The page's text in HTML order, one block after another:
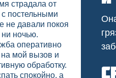
страдала от
постельными
не давали покоя
ночью.
оперативно
мой вызов и
обработку.
спокойно, а
В нашем
договор